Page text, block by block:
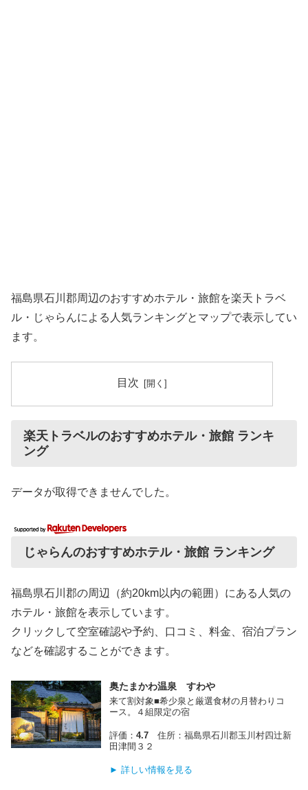
福島県石川郡周辺のおすすめホテル・旅館を楽天トラベ
ル・じゃらんによる人気ランキングとマップで表示してい
ます。
目次
楽天トラベルのおすすめホテル・旅館 ランキ
ング
データが取得できませんでした。
じゃらんのおすすめホテル・旅館 ランキング
福島県石川郡の周辺（約20km以内の範囲）にある人気の
ホテル・旅館を表示しています。
クリックして空室確認や予約、口コミ、料金、宿泊プラン
などを確認することができます。
奥たまかわ温泉 すわや
来て割対象■希少泉と厳選食材の月替わりコ
ース。４組限定の宿
評価：4.7 住所：福島県石川郡玉川村四辻新
田津間３２
► 詳しい情報を見る